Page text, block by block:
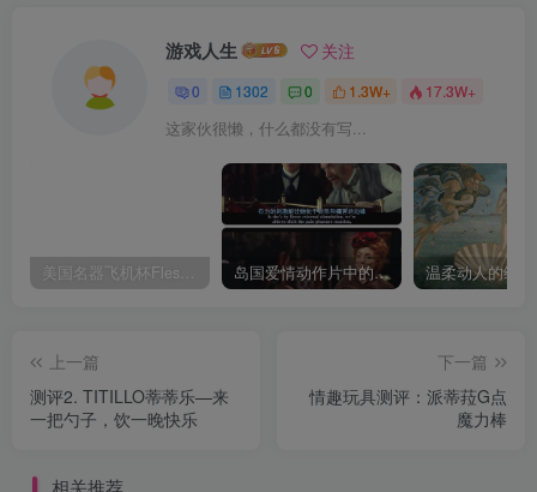
游戏人生 关注
0 1302 0 1.3W+ 17.3W+
这家伙很懒，什么都没有写...
美国名器飞机杯Fleshlight 【Quickshot-Vantage 双头飞机杯】完全评测 岛国爱情动作片中的AV棒到底有多猛？成人用品震动棒的发展史！
上一篇
测评2. TITILLO蒂蒂乐—来
一把勺子，饮一晚快乐
下一篇
情趣玩具测评：派蒂菈G点
魔力棒
相关推荐